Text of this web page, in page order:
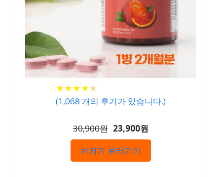
★★★★★
★★★★★
(1,068 개의 후기가 있습니다.)
30,900원 23,900원
최저가 보러가기